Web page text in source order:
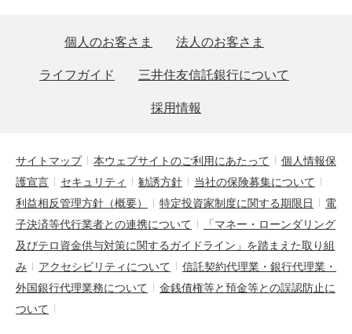
個人のお客さま
法人のお客さま
ライフガイド
三井住友信託銀行について
採用情報
サイトマップ 本ウェブサイトのご利用にあたって
個人情報保
護宣言
セキュリティ 勧誘方針
当社の保険募集について
利益相反管理方針（概要）
特定投資家制度に関する期限日
電
子決済等代行業者との連携について
「マネー・ローンダリング
及びテロ資金供与対策に関するガイドライン」を踏まえた取り組
み
アクセシビリティについて
信託契約代理業・銀行代理業・
外国銀行代理業務について
金銭債権等と預金等との誤認防止に
ついて